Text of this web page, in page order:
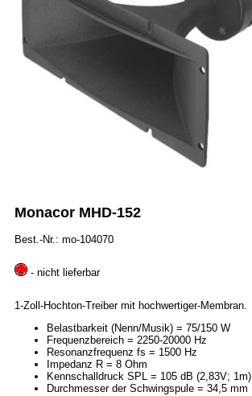
Monacor MHD-152
Best.-Nr.: mo-104070
- nicht lieferbar
1-Zoll-Hochton-Treiber mit hochwertiger-Membran.
Belastbarkeit (Nenn/Musik) = 75/150 W
Frequenzbereich = 2250-20000 Hz
Resonanzfrequenz fs = 1500 Hz
Impedanz R = 8 Ohm
Kennschalldruck SPL = 105 dB (2,83V; 1m)
Durchmesser der Schwingspule = 34,5 mm